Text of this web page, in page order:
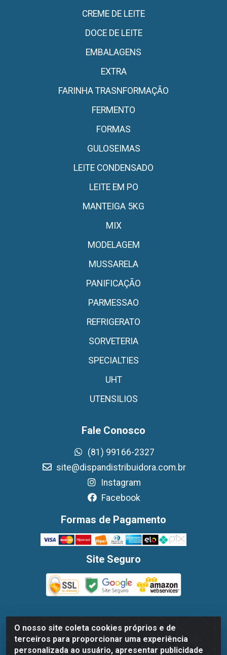
O nosso site coleta cookies próprios e de
terceiros para proporcionar uma experiência
personalizada ao usuário, apresentar publicidade
CREME DE LEITE
DOCE DE LEITE
EMBALAGENS
EXTRA
FARINHA TRASNFORMAÇÃO
FERMENTO
FORMAS
GULOSEIMAS
LEITE CONDENSADO
LEITE EM PO
MANTEIGA 5KG
MIX
MODELAGEM
MUSSARELA
PANIFICAÇÃO
PARMESSAO
REFRIGERATO
SORVETERIA
SPECIALTIES
UHT
UTENSILIOS
Fale Conosco
(81) 99166-2327
site@dispandistribuidora.com.br
Instagram
Facebook
Formas de Pagamento
Site Seguro
Dispan Distribuidora de Alimentos LTDA - Avenida
Marechal Mascarenhas De Moraes, 1048- Imbiribeira,